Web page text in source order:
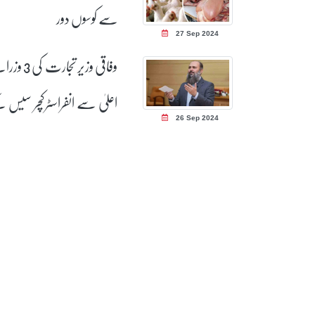
27 Sep 2024
سے کوسوں دور
26 Sep 2024
وفاقی وزیر
اعلیٰ سے انفراسٹرکچر